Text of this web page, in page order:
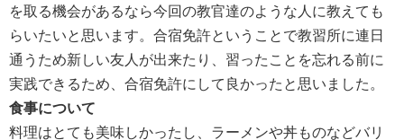
を取る機会があるなら今回の教官達のような人に教えても
らいたいと思います。合宿免許ということで教習所に連日
通うため新しい友人が出来たり、習ったことを忘れる前に
実践できるため、合宿免許にして良かったと思いました。
食事について
料理はとても美味しかったし、ラーメンや丼ものなどバリ